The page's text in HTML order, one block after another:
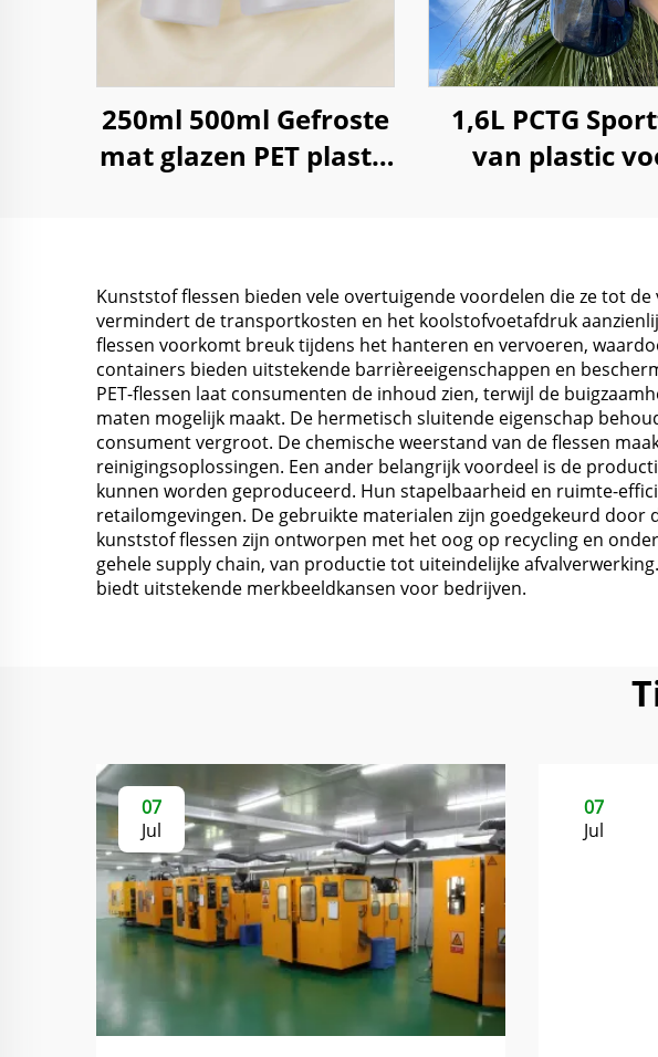
250ml 500ml Gefroste
mat glazen PET plastic
1,6L PCTG
van plastic
Kunststof flessen bieden vele overtuigende voordelen die ze tot
vermindert de transportkosten en het koolstofvoetafdruk
flessen voorkomt breuk tijdens het hanteren en vervoeren,
containers bieden uitstekende barrièreeigenschappen en
PET-flessen laat consumenten de inhoud zien, terwijl de
maten mogelijk maakt. De hermetisch sluitende eigenschap
consument vergroot. De chemische weerstand van de flessen
reinigingsoplossingen. Een ander belangrijk voordeel is de
kunnen worden geproduceerd. Hun stapelbaarheid en ruimte-
retailomgevingen. De gebruikte materialen zijn goedgekeurd
kunststof flessen zijn ontworpen met het oog op recycling en
gehele supply chain, van productie tot uiteindelijke
biedt uitstekende merkbeeldkansen voor bedrijven.
07
Jul
07
Jul